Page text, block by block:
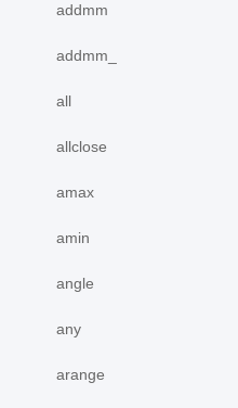
addmm
addmm_
all
allclose
amax
amin
angle
any
arange